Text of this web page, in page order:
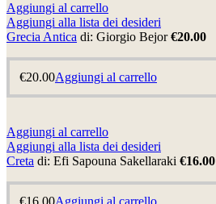
Aggiungi al carrello
Aggiungi alla lista dei desideri
Grecia Antica di: Giorgio Bejor€20.00
€20.00Aggiungi al carrello
Aggiungi al carrello
Aggiungi alla lista dei desideri
Creta di: Efi Sapouna Sakellaraki €16.00
€16.00Aggiungi al carrello